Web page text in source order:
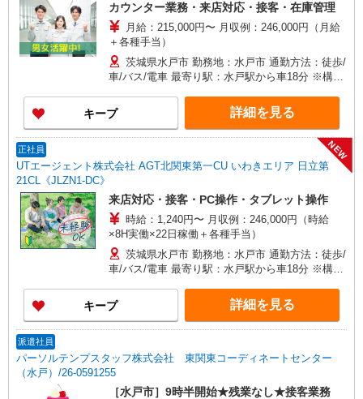
カウンター業務・来店対応・接客・在庫管理
月給：215,000円〜 月収例：246,000円（月給
＋各種手当）
茨城県水戸市 勤務地：水戸市 通勤方法：徒歩/
車/バス/電車 最寄り駅：水戸駅から車18分 ※構内
キープ 詳細を見る
正社員
UTエージェント株式会社 AGT北関東第一CU いわきエリア 日立第
21CL《JLZN1-DC》
NEW
来店対応・接客・PC操作・タブレット操作
時給：1,240円〜 月収例：246,000円（時給
×8H実働×22日稼働＋各種手当）
茨城県水戸市 勤務地：水戸市 通勤方法：徒歩/
車/バス/電車 最寄り駅：水戸駅から車18分 ※構内
キープ 詳細を見る
派遣社員
パーソルテンプスタッフ株式会社 東関東コーディネートセンター
（水戸）/26-0591255
［水戸市］9時半開始★残業なし★接客業務